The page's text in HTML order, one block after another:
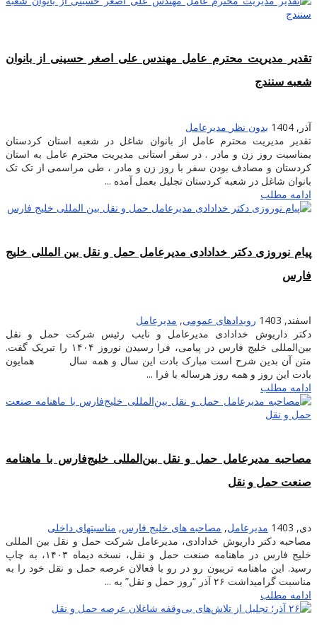
تقدیر مدیریت محترم عامل مهندس علی اصغر حسینی از بانوان
شعبه سنندج
آذر, 1404 بدون نظر مدیرعامل
تقدیر مدیریت محترم عامل از بانوان شاغل در شعبه استان کردستان
بمناسبت روز زن و مادر . در سفر استانی مدیریت محترم عامل به استان
کردستان و مصادف بودن سفر با روز زن و مادر ، طی مراسمی از تک تک
بانوان شاغل در شعبه کردستان تجلیل بعمل آمده ...
ادامه مطلب
پیام نوروزی دکتر خدادادی مدیرعامل حمل و نقل بین المللی خلیج
فارس
اسفند, 1403 رویدادهای عمومی, مدیرعامل
دکتر داریوش خدادادی مدیرعامل و نایب رئیس شرکت حمل و نقل
بین‌المللی خلیج فارس در پیامی، فرا رسیدن نوروز ۱۴۰۴ را تبریک گفت.
متن آن بدین شرح است مبارک بادت این سال و همه سال همایون
بادت این روز و همه روز هرساله با فرا ...
ادامه مطلب
مصاحبه مدیرعامل حمل و نقل بین‌المللی خلیج‌‌فارس با ماهنامه
صنعت حمل و نقل
دی, 1403 مدیرعامل, مصاحبه های خلیج فارس, مناسبتهای داخلی
مصاحبه دکتر داریوش خدادادی، مدیرعامل شرکت حمل و نقل بین المللی
خلیج فارس در ماهنامه صنعت حمل و نقل، نسخه دیماه ۱۴۰۳، به چاپ
رسید. این ماهنامه تریبون رو در رو با فعالان عرصه حمل و نقل خود را به
مناسبت گرامیداشت ٢۶ آذر “روز حمل و نقل” به ...
ادامه مطلب